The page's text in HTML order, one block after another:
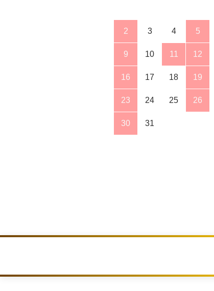
2 3 4 5
9 10 11 12
16 17 18 19
23 24 25 26
30 31